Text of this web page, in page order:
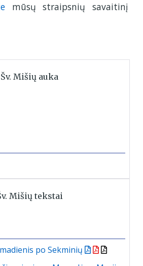
mūsų straipsnių savaitinį
Šv. Mišių auka
Mišių tekstai
po Sekminių